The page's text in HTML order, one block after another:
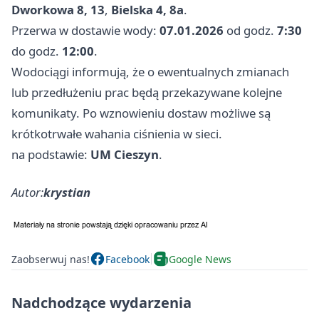
Dworkowa 8, 13, Bielska 4, 8a.
Przerwa w dostawie wody: 07.01.2026 od godz. 7:30
do godz. 12:00.
Wodociągi informują, że o ewentualnych zmianach
lub przedłużeniu prac będą przekazywane kolejne
komunikaty. Po wznowieniu dostaw możliwe są
krótkotrwałe wahania ciśnienia w sieci.
na podstawie: UM Cieszyn.
Autor:krystian
Zaobserwuj nas! Facebook Google News
Nadchodzące wydarzenia